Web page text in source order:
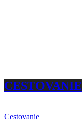
CESTOVANIE
Cestovanie